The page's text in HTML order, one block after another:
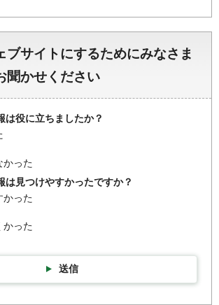
ブサイトにするためにみなさま
聞かせください
は役に立ちましたか？
かった
は見つけやすかったですか？
かった
かった
送信